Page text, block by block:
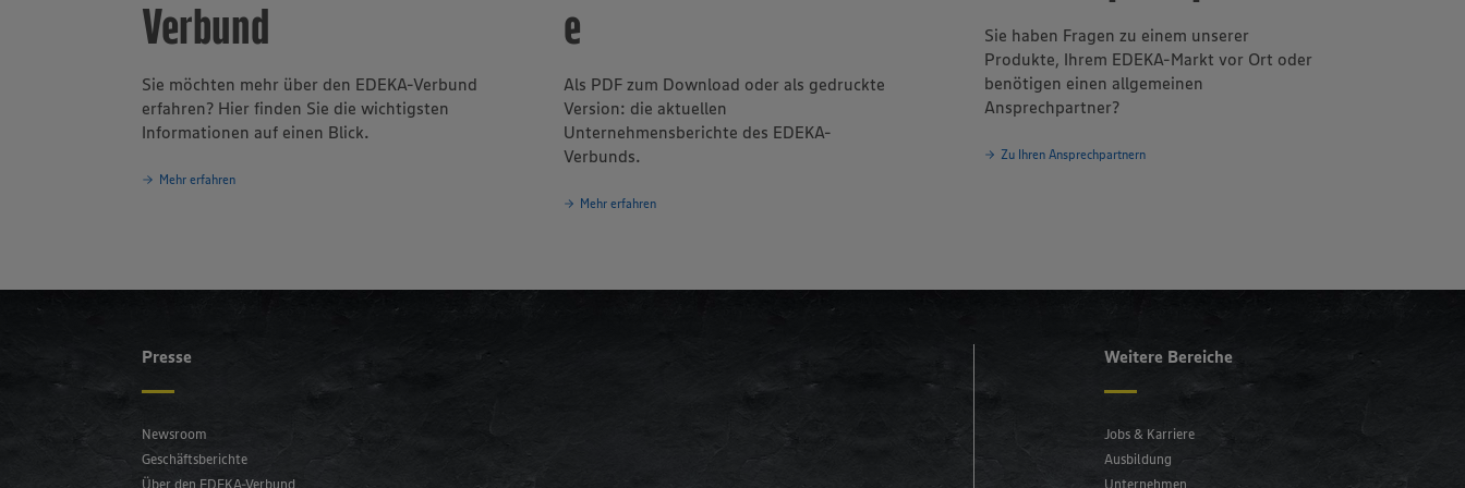
Verbund
Sie möchten mehr über den EDEKA-Verbund
erfahren? Hier finden Sie die wichtigsten
Informationen auf einen Blick.
Mehr erfahren
e
Als PDF zum Download oder als gedruckte
Version: die aktuellen
Unternehmensberichte des EDEKA-
Verbunds.
Mehr erfahren
Sie haben Fragen zu einem unserer
Produkte, Ihrem EDEKA-Markt vor Ort oder
benötigen einen allgemeinen
Ansprechpartner?
Zu Ihren Ansprechpartnern
Presse
Newsroom
Geschäftsberichte
Über den EDEKA-Verbund
Weitere Bereiche
Jobs & Karriere
Ausbildung
Unternehmen